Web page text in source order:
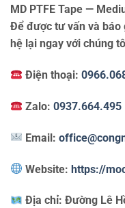
MD PTFE Tape —
Để được tư vấn và báo
hệ lại ngay với chúng
Điện thoại:
Zalo:0937.664.495
Email:
Website:https://
Địa chỉ:Đường Lê